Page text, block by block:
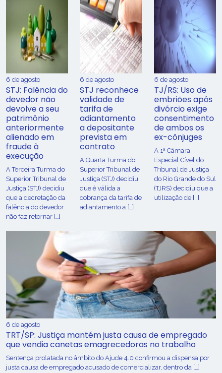
6 de agosto
STJ: Falência do
devedor não
devolve a seu
patrimônio
anteriormente
alienado em
fraude à
execução
A Terceira Turma do
Superior Tribunal de
Justiça (STJ) decidiu
que a decretação da
falência do devedor
não faz retornar […]
6 de agosto
STJ reconhece
validade de
tarifa de
adiantamento
a depositante
prevista em
contrato
A Quarta Turma do
Superior Tribunal de
Justiça (STJ) decidiu
que é válida a
cobrança da tarifa de
adiantamento a […]
6 de agosto
TJ/RS: Uso de
embriões após
divórcio exige
consentimento
de ambos os
ex-cônjuges
A 1ª Câmara
Especial Cível do
Tribunal de Justiça
do Rio Grande do Sul
(TJRS) decidiu que a
utilização de […]
6 de agosto
TRT/SP: Justiça mantém justa causa de empregado
que vendia canetas emagrecedoras no trabalho
Sentença prolatada no âmbito do Ajude 4.0 confirmou a dispensa por
justa causa de empregado acusado de comercializar, dentro da […]